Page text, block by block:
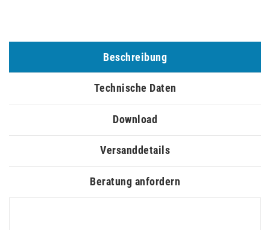
Beschreibung
Technische Daten
Download
Versanddetails
Beratung anfordern